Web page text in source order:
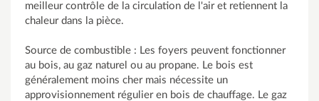
meilleur contrôle de la circulation de l'air et retiennent la
chaleur dans la pièce.
Source de combustible : Les foyers peuvent fonctionner
au bois, au gaz naturel ou au propane. Le bois est
généralement moins cher mais nécessite un
approvisionnement régulier en bois de chauffage. Le gaz